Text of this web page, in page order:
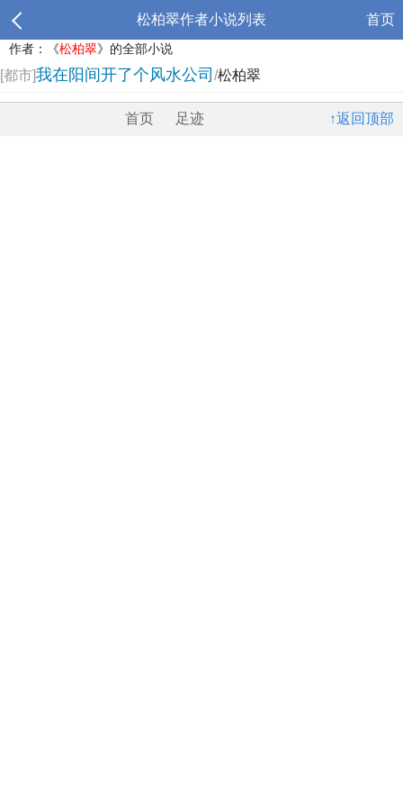
松柏翠作者小说列表 首页
作者：《松柏翠》的全部小说
[都市]我在阳间开了个风水公司 /松柏翠
↑返回顶部
首页 足迹